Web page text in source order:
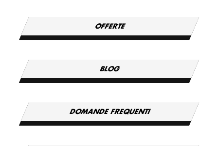
OFFERTE
BLOG
DOMANDE FREQUENTI